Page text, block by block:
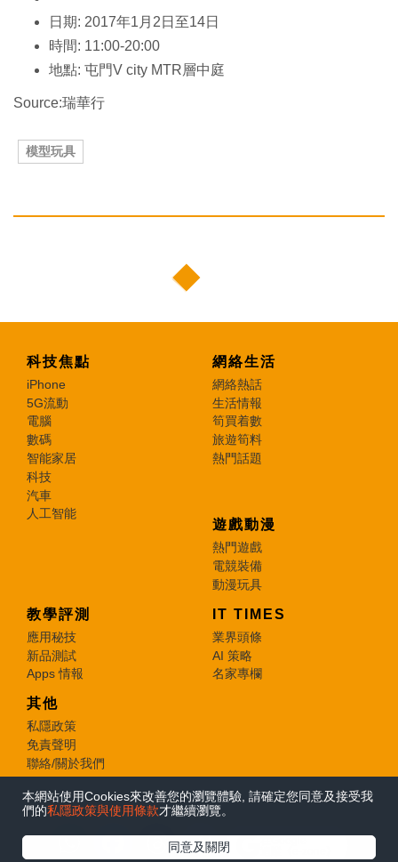
本網站使用Cookies來改善您的瀏覽體驗, 請確定您同意及接受我
們的私隱政策與使用條款才繼續瀏覽。
同意及關閉
日期: 2017年1月2日至14日
時間: 11:00-20:00
地點: 屯門V city MTR層中庭
Source:瑞華行
模型玩具
科技焦點
iPhone
5G流動
電腦
數碼
智能家居
科技
汽車
人工智能
網絡生活
網絡熱話
生活情報
筍買着數
旅遊筍料
熱門話題
遊戲動漫
熱門遊戲
電競裝備
動漫玩具
教學評測
應用秘技
新品測試
Apps 情報
IT TIMES
業界頭條
AI 策略
名家專欄
其他
私隱政策
免責聲明
聯絡/關於我們
© 2026 e-zone. All Rights Reserved.